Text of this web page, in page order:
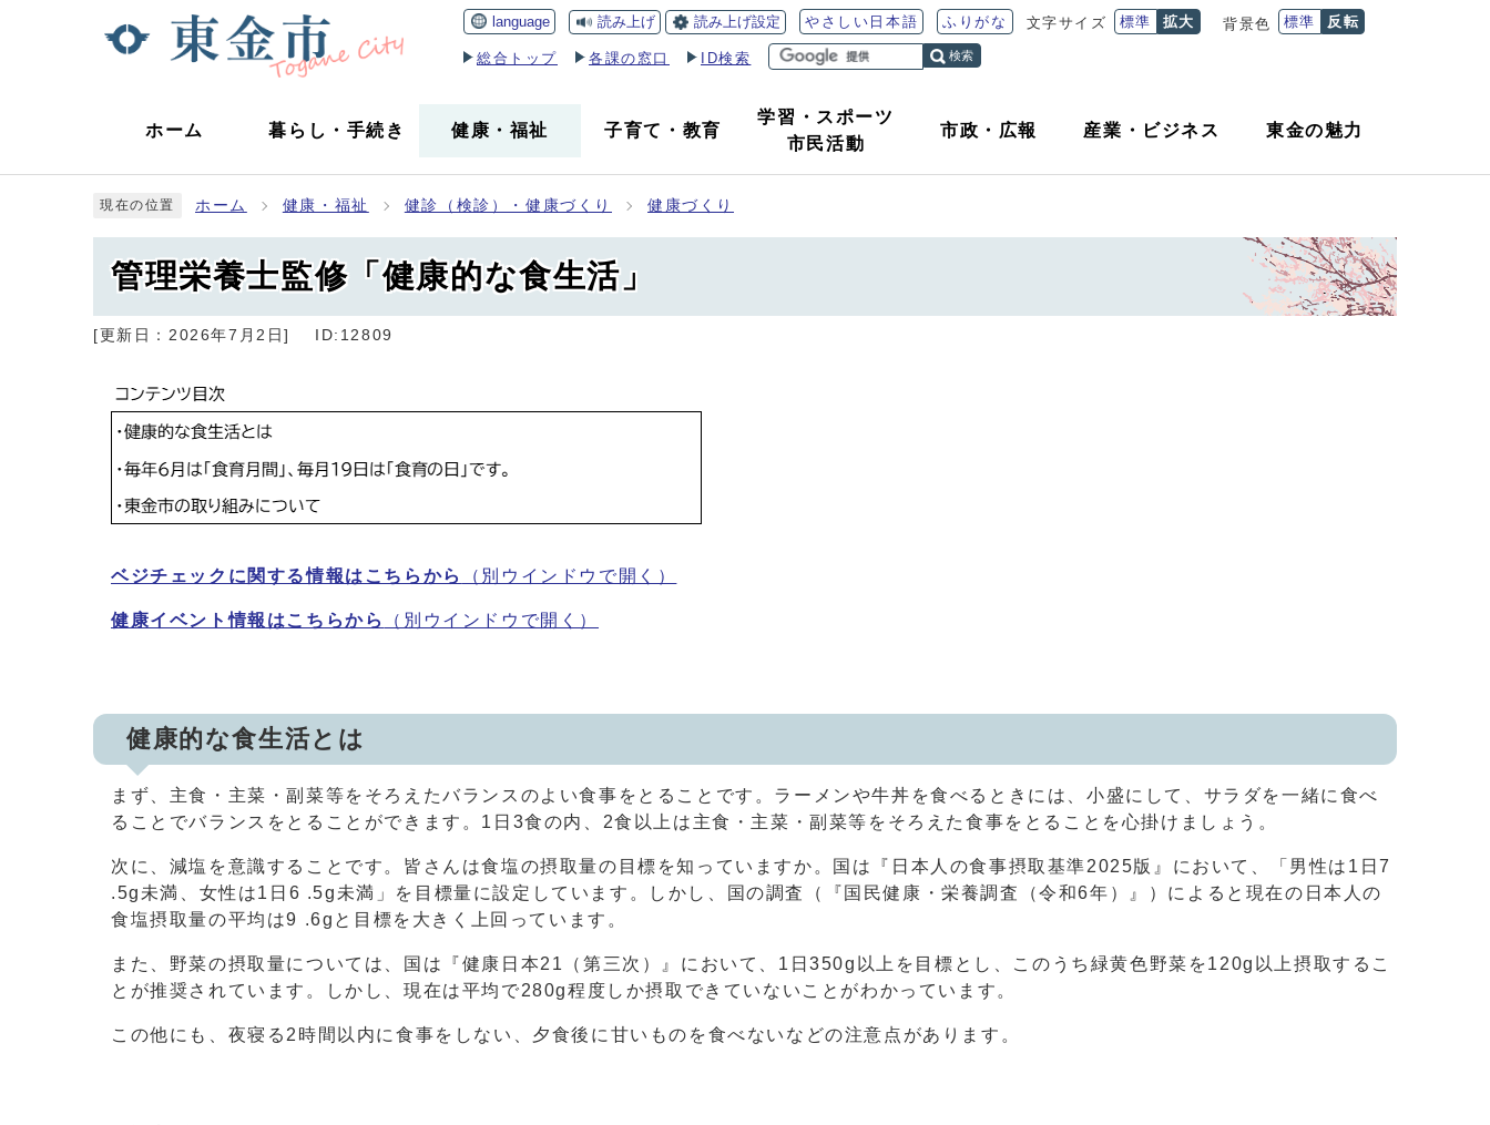
language 読み上げ 読み上げ設定 やさしい日本語 ふりがな 文字サイズ 標準 拡大 背景色 標準 反転
総合トップ 各課の窓口 ID検索 検索
ホーム 暮らし ・ 手続き 健康 ・ 福祉 子育て ・ 教育
学習・スポーツ
市民活動
市政 ・ 広報 産業 ・ ビジネス 東金の魅力
現在の位置 ホーム 健康・福祉 健診（検診）・健康づくり 健康づくり
管理栄養士監修「健康的な食生活」
[更新日： 2026年7月2日] ID:12809
ベジチェックに関する情報はこちらから （別ウインドウで開く）
健康イベント情報はこちらから （別ウインドウで開く）
健康的な食生活とは
まず、主食・主菜・副菜等をそろえたバランスのよい食事をとることです。ラーメンや牛丼を食べるときには、小盛にして、サラダを一緒に食べ
ることでバランスをとることができます。1日3食の内、2食以上は主食・主菜・副菜等をそろえた食事をとることを心掛けましょう。
次に、減塩を意識することです。皆さんは食塩の摂取量の目標を知っていますか。国は『日本人の食事摂取基準2025版』において、「男性は1日7
.5g未満、女性は1日6 .5g未満」を目標量に設定しています。しかし、国の調査（『国民健康・栄養調査（令和6年）』）によると現在の日本人の
食塩摂取量の平均は9 .6gと目標を大きく上回っています。
また、野菜の摂取量については、国は『健康日本21（第三次）』において、1日350g以上を目標とし、このうち緑黄色野菜を120g以上摂取するこ
とが推奨されています。しかし、現在は平均で280g程度しか摂取できていないことがわかっています。
この他にも、夜寝る2時間以内に食事をしない、夕食後に甘いものを食べないなどの注意点があります。